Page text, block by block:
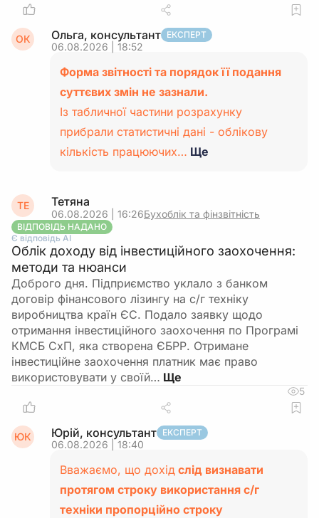
ОК Ольга, консультант ЕКСПЕРТ
06.08.2026 | 18:52
Форма звітності та порядок її подання
суттєвих змін не зазнали.
Із табличної частини розрахунку
прибрали статистичні дані - облікову
кількість працюючих… Ще
ТЕ Тетяна
06.08.2026 | 16:26Бухоблік та фінзвітність
ВІДПОВІДЬ НАДАНО
Є відповідь АІ
Облік доходу від інвестиційного заохочення:
методи та нюанси
Доброго дня. Підприємство уклало з банком
договір фінансового лізингу на с/г техніку
виробництва країн ЄС. Подало заявку щодо
отримання інвестиційного заохочення по Програмі
КМСБ СхП, яка створена ЄБРР. Отримане
інвестиційне заохочення платник має право
використовувати у своїй…
5
ЮК Юрій, консультант ЕКСПЕРТ
06.08.2026 | 18:40
Вважаємо, що дохід слід визнавати
протягом строку використання с/г
техніки пропорційно строку